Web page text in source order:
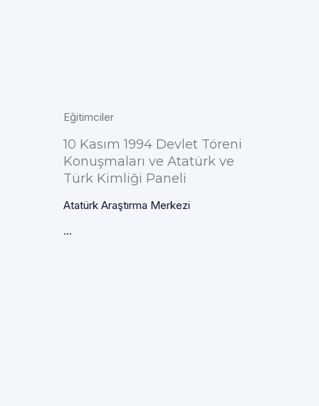
Eğitimciler
10 Kasım 1994 Devlet Töreni
Konuşmaları ve Atatürk ve
Türk Kimliği Paneli
Atatürk Araştırma Merkezi
...